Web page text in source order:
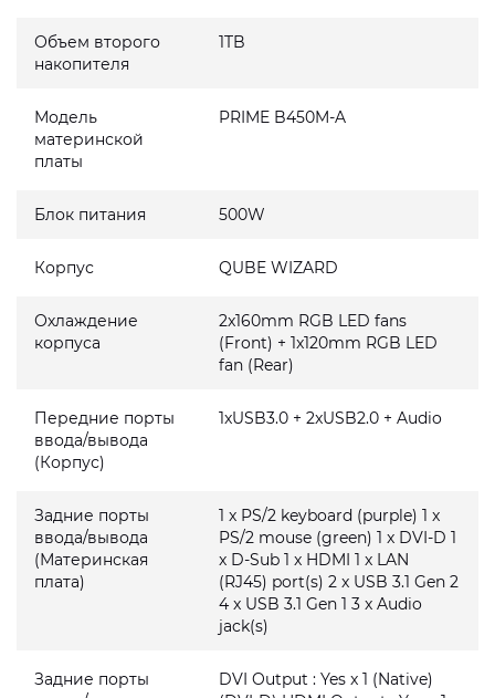
Объем второго
накопителя
1TB
Модель
материнской
платы
PRIME B450M-A
Блок питания 500W
Корпус QUBE WIZARD
Охлаждение
корпуса
2x160mm RGB LED fans
(Front) + 1x120mm RGB LED
fan (Rear)
Передние порты
ввода/вывода
(Корпус)
1xUSB3.0 + 2xUSB2.0 + Audio
Задние порты
ввода/вывода
(Материнская
плата)
1 x PS/2 keyboard (purple) 1 x
PS/2 mouse (green) 1 x DVI-D 1
x D-Sub 1 x HDMI 1 x LAN
(RJ45) port(s) 2 x USB 3.1 Gen 2
4 x USB 3.1 Gen 1 3 x Audio
jack(s)
Задние порты
DVI Output : Yes x 1 (Native)